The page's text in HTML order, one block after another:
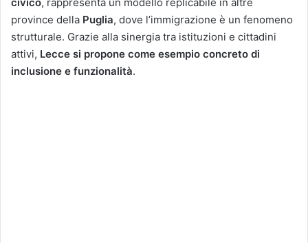
province della Puglia, dove l’immigrazione è un fenomeno
strutturale. Grazie alla sinergia tra istituzioni e cittadini
attivi, Lecce si propone come esempio concreto di
inclusione e funzionalità.